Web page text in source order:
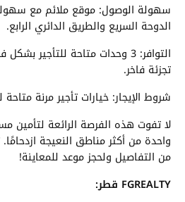
سهولة الوصول: موقع ملائم مع
الدوحة السريع والطريق الدائري الرابع.
التوافر: 3 وحدات متاحة
تجزئة فاخر.
شروط الإيجار: خيارات تأجير مرنة
لا تفوت هذه الفرصة الرائعة لتأمين
واحدة من أكثر مناطق النعيجة
من التفاصيل ولحجز موعد للمعاينة!
FGREALTY قطر: